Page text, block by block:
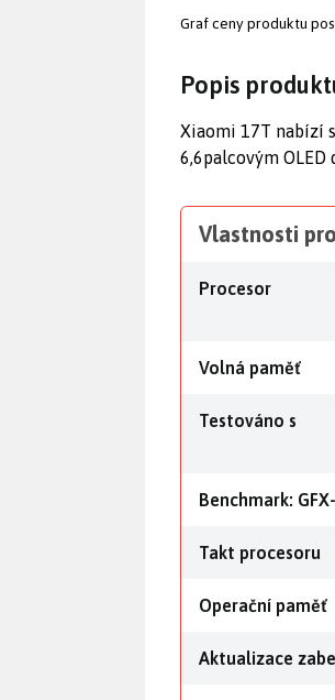
Graf ceny produktu
Popis
Xiaomi 17T nabízí
6,6palcovým
Vlastnosti
Procesor
Volná paměť
Testováno s
Benchmark:
Takt procesoru
Operační paměť
Aktualizace